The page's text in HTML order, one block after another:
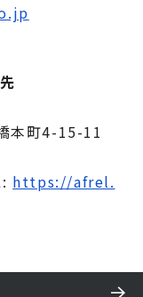
本町4-15-11
https://afrel.